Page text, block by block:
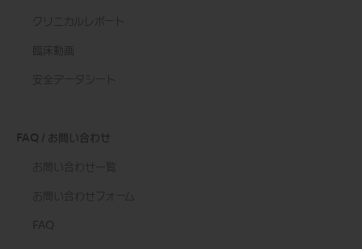
クリニカルレポート
臨床動画
安全データシート
FAQ / お問い合わせ
お問い合わせ一覧
お問い合わせフォーム
FAQ